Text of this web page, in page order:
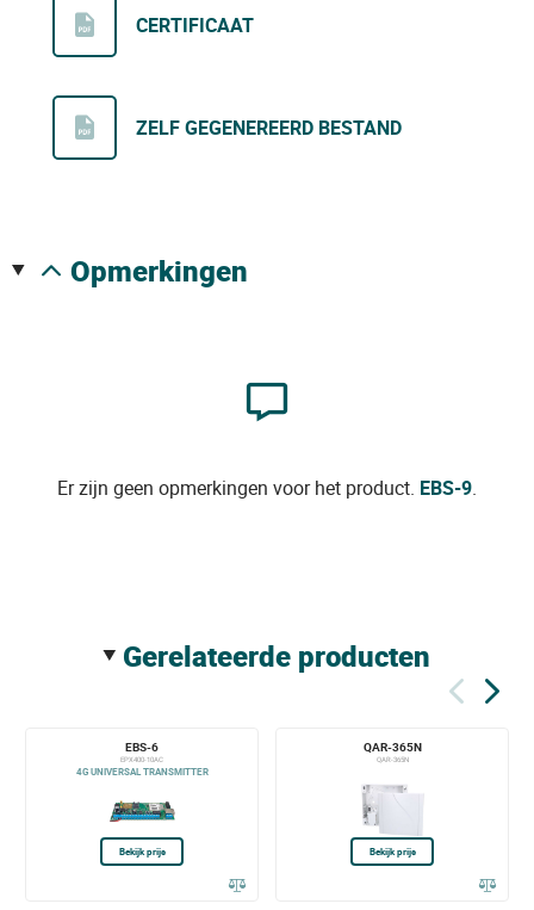
CERTIFICAAT
ZELF GEGENEREERD BESTAND
opmerkingen
Er zijn geen opmerkingen voor het product. EBS-9.
gerelateerde producten
EBS-6
EPX400-10AC
4G UNIVERSAL TRANSMITTER
Bekijk prijs
QAR-365N
QAR-365N
Bekijk prijs